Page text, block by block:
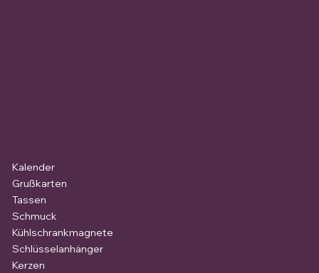
Kalender
Grußkarten
Tassen
Schmuck
Kühlschrankmagnete
Schlüsselanhänger
Kerzen